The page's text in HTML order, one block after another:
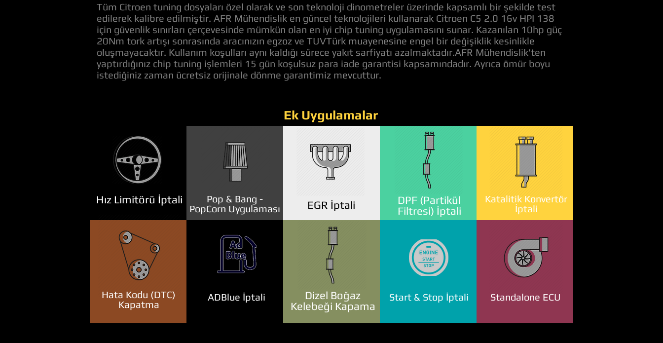
Tüm Citroen tuning dosyaları özel olarak ve son teknoloji dinometreler üzerinde kapsamlı bir şekilde test
edilerek kalibre edilmiştir. AFR Mühendislik en güncel teknolojileri kullanarak Citroen C5 2.0 16v HPI 138
için güvenlik sınırları çerçevesinde mümkün olan en iyi chip tuning uygulamasını sunar. Kazanılan 10hp güç
20Nm tork artışı sonrasında aracınızın egzoz ve TUVTürk muayenesine engel bir değişiklik kesinlikle
oluşmayacaktır. Kullanım koşulları aynı kaldığı sürece yakıt sarfiyatı azalmaktadır.AFR Mühendislik'ten
yaptırdığınız chip tuning işlemleri 15 gün koşulsuz para iade garantisi kapsamındadır. Ayrıca ömür boyu
istediğiniz zaman ücretsiz orijinale dönme garantimiz mevcuttur.
Ek Uygulamalar
Hız Limitörü İptali
Pop & Bang -
PopCorn Uygulaması
DPF (Partikül
Filtresi) İptali
Katalitik Konvertör
İptali
EGR İptali
Hata Kodu (DTC)
Kapatma
ADBlue İptali
Dizel Boğaz
Kelebeği Kapama
Start & Stop İptali Standalone ECU